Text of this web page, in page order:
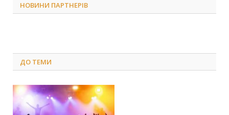
НОВИНИ ПАРТНЕРІВ
ДО ТЕМИ